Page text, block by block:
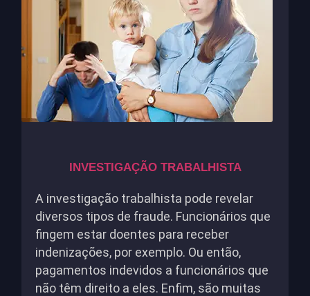
INVESTIGAÇÃO TRABALHISTA
A investigação trabalhista pode revelar
diversos tipos de fraude. Funcionários que
fingem estar doentes para receber
indenizações, por exemplo. Ou então,
pagamentos indevidos a funcionários que
não têm direito a eles. Enfim, são muitas